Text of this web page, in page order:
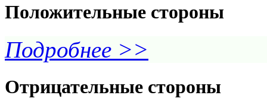
Положительные стороны
Подробнее >>
Отрицательные стороны